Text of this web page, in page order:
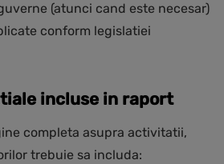
(atunci cand este necesar)
conform legislatiei
incluse in raport
completa asupra activitatii,
trebuie sa includa: